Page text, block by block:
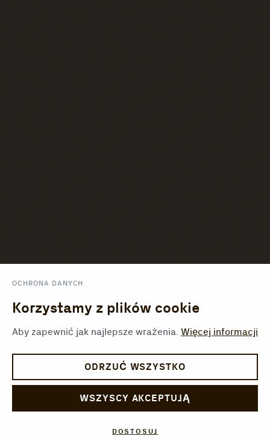
OCHRONA DANYCH
Korzystamy z plików cookie
Aby zapewnić jak najlepsze wrażenia. Więcej informacji
ODRZUĆ WSZYSTKO
WSZYSCY AKCEPTUJĄ
DOSTOSUJ